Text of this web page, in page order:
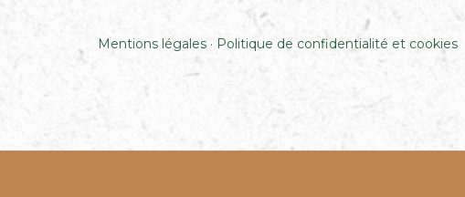
Mentions légales · Politique de confidentialité et cookies